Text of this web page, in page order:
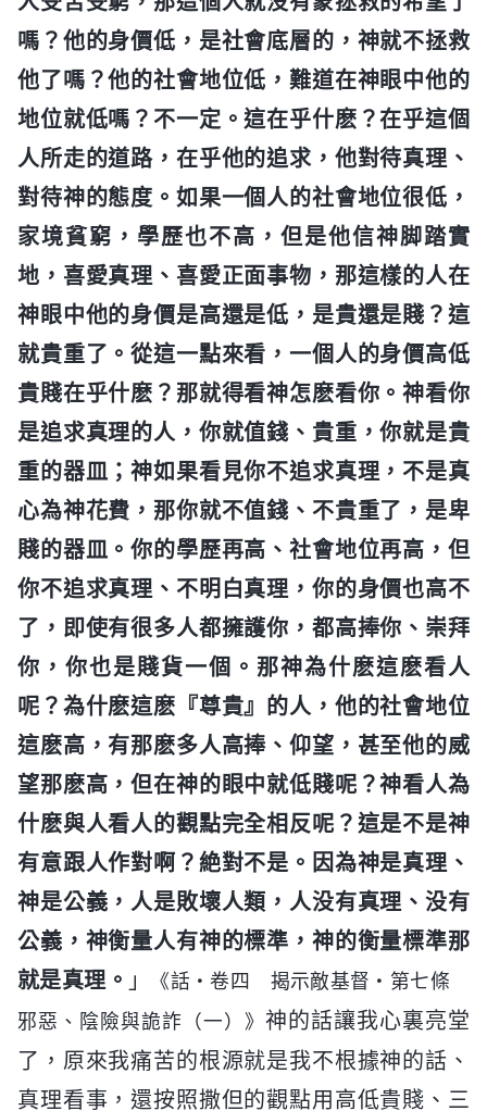
嗎？他的身價低，是社會底層的，神就不拯救
他了嗎？他的社會地位低，難道在神眼中他的
地位就低嗎？不一定。這在乎什麽？在乎這個
人所走的道路，在乎他的追求，他對待真理、
對待神的態度。如果一個人的社會地位很低，
家境貧窮，學歷也不高，但是他信神脚踏實
地，喜愛真理、喜愛正面事物，那這樣的人在
神眼中他的身價是高還是低，是貴還是賤？這
就貴重了。從這一點來看，一個人的身價高低
貴賤在乎什麽？那就得看神怎麽看你。神看你
是追求真理的人，你就值錢、貴重，你就是貴
重的器皿；神如果看見你不追求真理，不是真
心為神花費，那你就不值錢、不貴重了，是卑
賤的器皿。你的學歷再高、社會地位再高，但
你不追求真理、不明白真理，你的身價也高不
了，即使有很多人都擁護你，都高捧你、崇拜
你，你也是賤貨一個。那神為什麽這麽看人
呢？為什麽這麽『尊貴』的人，他的社會地位
這麽高，有那麽多人高捧、仰望，甚至他的威
望那麽高，但在神的眼中就低賤呢？神看人為
什麽與人看人的觀點完全相反呢？這是不是神
有意跟人作對啊？絶對不是。因為神是真理、
神是公義，人是敗壞人類，人没有真理、没有
公義，神衡量人有神的標準，神的衡量標準那
就是真理。 」
《話・卷四 揭示敵基督・第七條
邪惡、陰險與詭詐（一）》 神的話讓我心裏亮堂
了，原來我痛苦的根源就是我不根據神的話、
真理看事，還按照撒但的觀點用高低貴賤、三